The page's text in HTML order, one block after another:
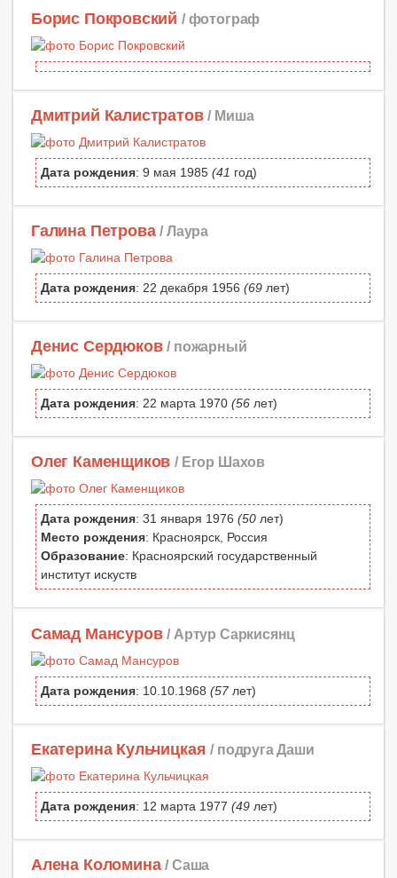
Борис Покровский / фотограф
Дмитрий Калистратов / Миша
Дата рождения: 9 мая 1985 (41 год)
Галина Петрова / Лаура
Дата рождения: 22 декабря 1956 (69 лет)
Денис Сердюков / пожарный
Дата рождения: 22 марта 1970 (56 лет)
Олег Каменщиков / Егор Шахов
Дата рождения: 31 января 1976 (50 лет)
Место рождения: Красноярск, Россия
Образование: Красноярский государственный
институт искуств
Самад Мансуров / Артур Саркисянц
Дата рождения: 10.10.1968 (57лет)
Екатерина Кульчицкая / подруга Даши
Дата рождения: 12 марта 1977 (49 лет)
Алена Коломина / Саша